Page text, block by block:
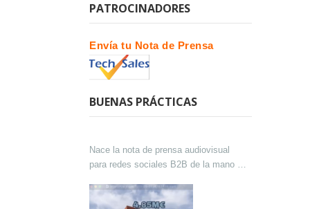
PATROCINADORES
Envía tu Nota de Prensa
BUENAS PRÁCTICAS
Nace la nota de prensa audiovisual
para redes sociales B2B de la mano de